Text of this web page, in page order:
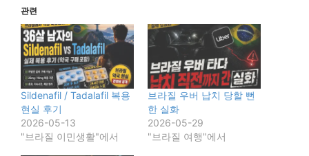
관련
Sildenafil / Tadalafil 복용
현실 후기
2026-05-13
"브라질 이민생활"에서
브라질 우버 납치 당할 뻔
한 실화
2026-05-29
"브라질 여행"에서